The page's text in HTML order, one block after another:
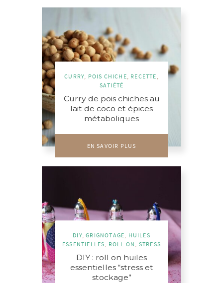
CURRY, POIS CHICHE, RECETTE ,
SATIÉTÉ
Curry de pois chiches au
lait de coco et épices
métaboliques
EN SAVOIR PLUS
DIY,GRIGNOTAGE, HUILES
ESSENTIELLES, ROLL ON , STRESS
DIY : roll on huiles
essentielles “stress et
stockage”